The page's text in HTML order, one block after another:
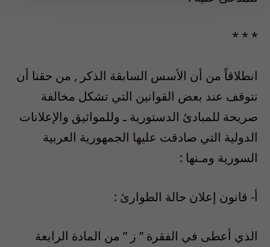
* * *
انطلاقاً من أن الأسس السابقة الذكر , من حقنا أن
نتوقف عند بعض القوانين التي تشكل مخالفة
صريحة للمبادئ الدستورية ـ وللمواثيق والإعلانات
الدولية التي صادقت عليها الجمهورية العربية
السورية ومـنها :
أ- قانون إعلان حالة الطوارئ :
الذي أعطى في الفقرة ” ز ” من المادة الرابعة